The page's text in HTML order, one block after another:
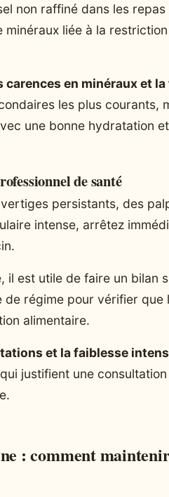
non raffiné dans les repas
liée à la restriction
carences en minéraux et
les plus courants,
une bonne hydratation
de santé
persistants, des
intense, arrêtez
il est utile de faire un bilan
de régime pour vérifier que
alimentaire.
et la faiblesse
justifient une consultation
: comment